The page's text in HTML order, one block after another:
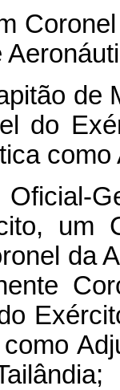
de
do
um
da